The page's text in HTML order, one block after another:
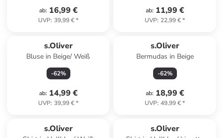
ab: 16,99 €
UVP: 39,99 €*
ab: 11,99 €
UVP: 22,99 €*
s.Oliver
Bluse in Beige/ Weiß
-62%
ab: 14,99 €
UVP: 39,99 €*
s.Oliver
Bermudas in Beige
-62%
ab: 18,99 €
UVP: 49,99 €*
s.Oliver s.Oliver